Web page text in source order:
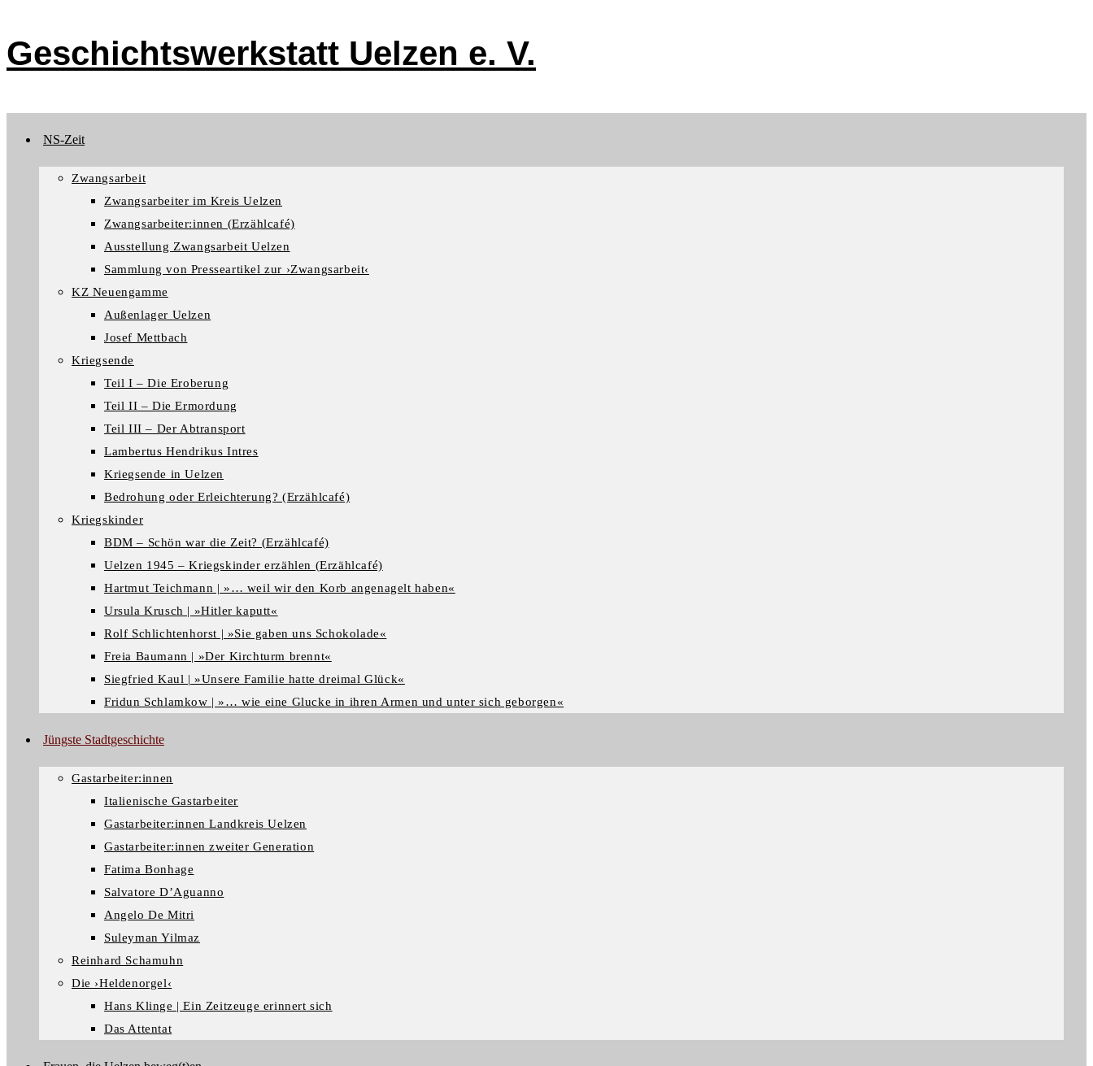
Inhalt
springen
Geschichtswerkstatt Uelzen e. V.
NS-Zeit
Zwangsarbeit
Zwangsarbeiter im Kreis Uelzen
Zwangsarbeiter:innen (Erzählcafé)
Ausstellung Zwangsarbeit Uelzen
Sammlung von Presseartikel zur ›Zwangsarbeit‹
KZ Neuengamme
Außenlager Uelzen
Josef Mettbach
Kriegsende
Teil I – Die Eroberung
Teil II – Die Ermordung
Teil III – Der Abtransport
Lambertus Hendrikus Intres
Kriegsende in Uelzen
Bedrohung oder Erleichterung? (Erzählcafé)
Kriegskinder
BDM – Schön war die Zeit? (Erzählcafé)
Uelzen 1945 – Kriegskinder erzählen (Erzählcafé)
Hartmut Teichmann | »… weil wir den Korb angenagelt haben«
Ursula Krusch | »Hitler kaputt«
Rolf Schlichtenhorst | »Sie gaben uns Schokolade«
Freia Baumann | »Der Kirchturm brennt«
Siegfried Kaul | »Unsere Familie hatte dreimal Glück«
Fridun Schlamkow | »… wie eine Glucke in ihren Armen und unter sich geborgen«
Jüngste Stadtgeschichte
Gastarbeiter:innen
Italienische Gastarbeiter
Gastarbeiter:innen Landkreis Uelzen
Gastarbeiter:innen zweiter Generation
Fatima Bonhage
Salvatore D’Aguanno
Angelo De Mitri
Suleyman Yilmaz
Reinhard Schamuhn
Die ›Heldenorgel‹
Hans Klinge | Ein Zeitzeuge erinnert sich
Das Attentat